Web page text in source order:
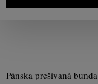
Pánska prešívaná